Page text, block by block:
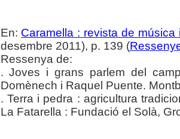
En: Caramella : revista de música
desembre 2011), p. 139 (
Ressenya de:
. Joves i grans parlem del
Domènech i Raquel Puente.
. Terra i pedra : agricultura
La Fatarella : Fundació el Solà,